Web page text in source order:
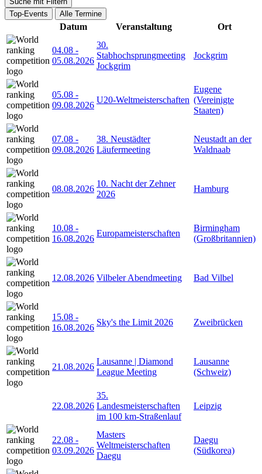
Top-Events
Alle Termine
Datum Veranstaltung Ort
04.08 -
05.08.2026
30.
Stabhochsprungmeeting
Jockgrim
Jockgrim
05.08 -
09.08.2026
U20-Weltmeisterschaften
Eugene
(Vereinigte
Staaten)
07.08 -
09.08.2026
38. Neustädter
Läufermeeting
Neustadt an der
Waldnaab
08.08.2026
10. Nacht der Zehner
2026
Hamburg
10.08 -
16.08.2026
Europameisterschaften
Birmingham
(Großbritannien)
12.08.2026 Vilbeler Abendmeeting Bad Vilbel
15.08 -
16.08.2026
Sky's the Limit 2026 Zweibrücken
21.08.2026
Lausanne | Diamond
League Meeting
Lausanne
(Schweiz)
22.08.2026
35.
Landesmeisterschaften
im 100 km-Straßenlauf
Leipzig
22.08 -
03.09.2026
Masters
Weltmeisterschaften
Daegu
Daegu
(Südkorea)